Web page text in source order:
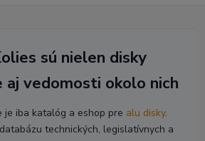
sú nielen disky
aj vedomosti okolo nich
je iba katalóg a eshop pre alu disky.
technických, legislatívnych a